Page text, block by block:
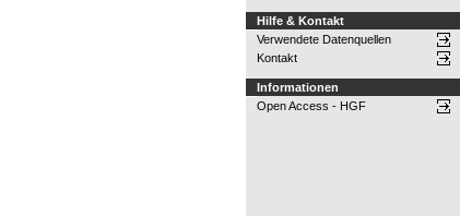
Hilfe & Kontakt
Verwendete Datenquellen
Kontakt
Informationen
Open Access - HGF